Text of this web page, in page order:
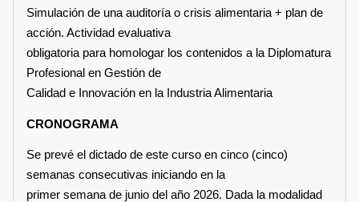
Simulación de una auditoría o crisis alimentaria + plan de
acción. Actividad evaluativa
obligatoria para homologar los contenidos a la Diplomatura
Profesional en Gestión de
Calidad e Innovación en la Industria Alimentaria
CRONOGRAMA
Se prevé el dictado de este curso en cinco (cinco)
semanas consecutivas iniciando en la
primer semana de junio del año 2026. Dada la modalidad